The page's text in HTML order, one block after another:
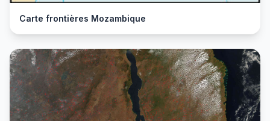
Carte frontières Mozambique